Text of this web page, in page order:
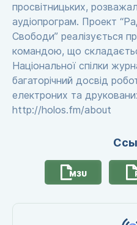
просвітницьких,
аудіопрограм. Проект
Свободи” реалізується
командою, що
Національної спілки
багаторічний досвід
електроних та
http://holos.fm/about
M3U